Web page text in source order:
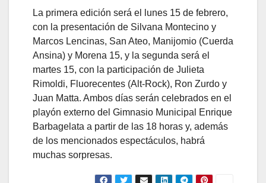
La primera edición será el lunes 15 de febrero,
con la presentación de Silvana Montecino y
Marcos Lencinas, San Ateo, Manijomio (Cuerda
Ansina) y Morena 15, y la segunda será el
martes 15, con la participación de Julieta
Rimoldi, Fluorecentes (Alt-Rock), Ron Zurdo y
Juan Matta. Ambos días serán celebrados en el
playón externo del Gimnasio Municipal Enrique
Barbagelata a partir de las 18 horas y, además
de los mencionados espectáculos, habrá
muchas sorpresas.